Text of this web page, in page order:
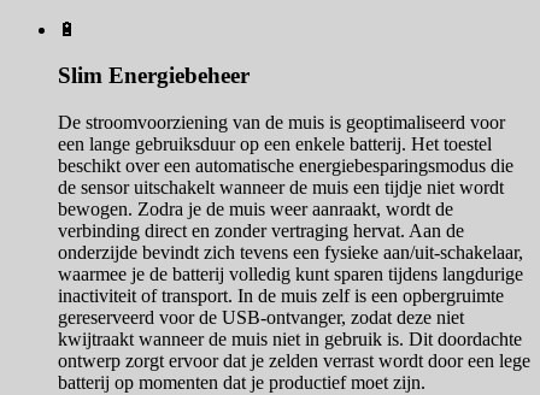
🔋
Slim Energiebeheer
De stroomvoorziening van de muis is geoptimaliseerd voor
een lange gebruiksduur op een enkele batterij. Het toestel
beschikt over een automatische energiebesparingsmodus die
de sensor uitschakelt wanneer de muis een tijdje niet wordt
bewogen. Zodra je de muis weer aanraakt, wordt de
verbinding direct en zonder vertraging hervat. Aan de
onderzijde bevindt zich tevens een fysieke aan/uit-schakelaar,
waarmee je de batterij volledig kunt sparen tijdens langdurige
inactiviteit of transport. In de muis zelf is een opbergruimte
gereserveerd voor de USB-ontvanger, zodat deze niet
kwijtraakt wanneer de muis niet in gebruik is. Dit doordachte
ontwerp zorgt ervoor dat je zelden verrast wordt door een lege
batterij op momenten dat je productief moet zijn.